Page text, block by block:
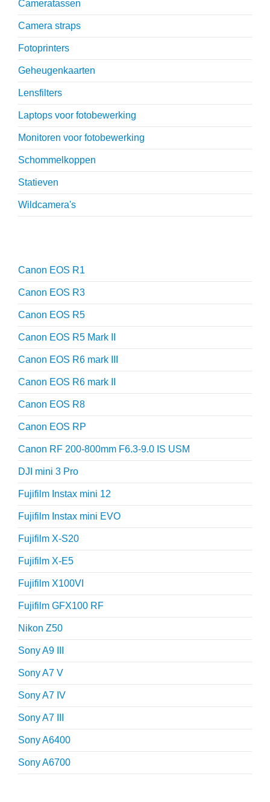
Cameratassen
Camera straps
Fotoprinters
Geheugenkaarten
Lensfilters
Laptops voor fotobewerking
Monitoren voor fotobewerking
Schommelkoppen
Statieven
Wildcamera's
Canon EOS R1
Canon EOS R3
Canon EOS R5
Canon EOS R5 Mark II
Canon EOS R6 mark III
Canon EOS R6 mark II
Canon EOS R8
Canon EOS RP
Canon RF 200-800mm F6.3-9.0 IS USM
DJI mini 3 Pro
Fujifilm Instax mini 12
Fujifilm Instax mini EVO
Fujifilm X-S20
Fujifilm X-E5
Fujifilm X100VI
Fujifilm GFX100 RF
Nikon Z50
Sony A9 III
Sony A7 V
Sony A7 IV
Sony A7 III
Sony A6400
Sony A6700